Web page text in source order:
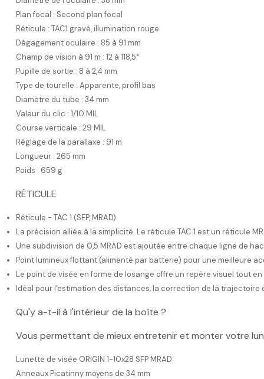
Plan focal : Second plan focal
Réticule : TAC1 gravé, illumination rouge
Dégagement oculaire : 85 à 91 mm
Champ de vision à 91 m : 12 à 118,5°
Pupille de sortie : 8 à 2,4 mm
Type de tourelle : Apparente, profil bas
Diamètre du tube : 34 mm
Valeur du clic : 1/10 MIL
Course verticale : 29 MIL
Réglage de la parallaxe : 91 m
Longueur : 265 mm
Poids : 659 g
RÉTICULE
Réticule - TAC 1 (SFP, MRAD)
La précision alliée à la simplicité. Le réticule TAC 1 est un réticule
Une subdivision de 0,5 MRAD est ajoutée entre chaque ligne de
Point lumineux flottant (alimenté par batterie) pour une meilleure
Le point de visée en forme de losange offre un repère visuel tout
Idéal pour l'estimation des distances, la correction de la trajectoire
Qu'y a-t-il à l'intérieur de la boîte ?
Vous permettant de mieux entretenir et monter votre
Lunette de visée ORIGIN 1-10x28 SFP MRAD
Anneaux Picatinny moyens de 34 mm